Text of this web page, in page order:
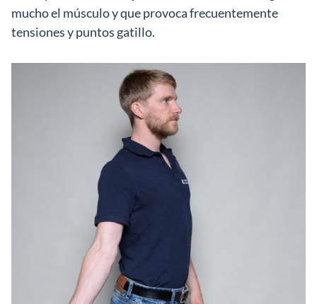
mucho el músculo y que provoca frecuentemente
tensiones y puntos gatillo.